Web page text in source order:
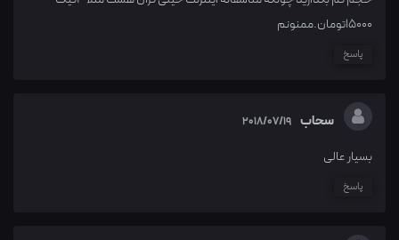
15000تومان.ممنونم
پاسخ
سحاب 2018/07/19
بسیار عالی
پاسخ